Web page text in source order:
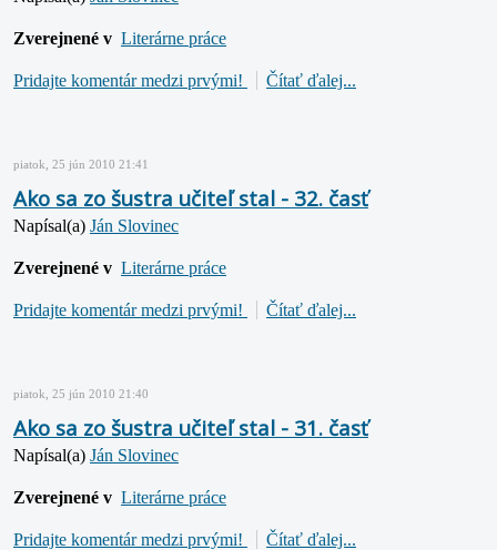
Zverejnené v Literárne práce
Pridajte komentár medzi prvými! Čítať ďalej...
piatok, 25 jún 2010 21:41
Ako sa zo šustra učiteľ stal - 32. časť
Napísal(a) Ján Slovinec
Zverejnené v Literárne práce
Pridajte komentár medzi prvými! Čítať ďalej...
piatok, 25 jún 2010 21:40
Ako sa zo šustra učiteľ stal - 31. časť
Napísal(a) Ján Slovinec
Zverejnené v Literárne práce
Pridajte komentár medzi prvými! Čítať ďalej...